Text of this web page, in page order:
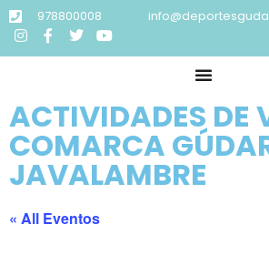
978800008
ACTIVIDADES DE
COMARCA
JAVALAMBRE
« All Eventos